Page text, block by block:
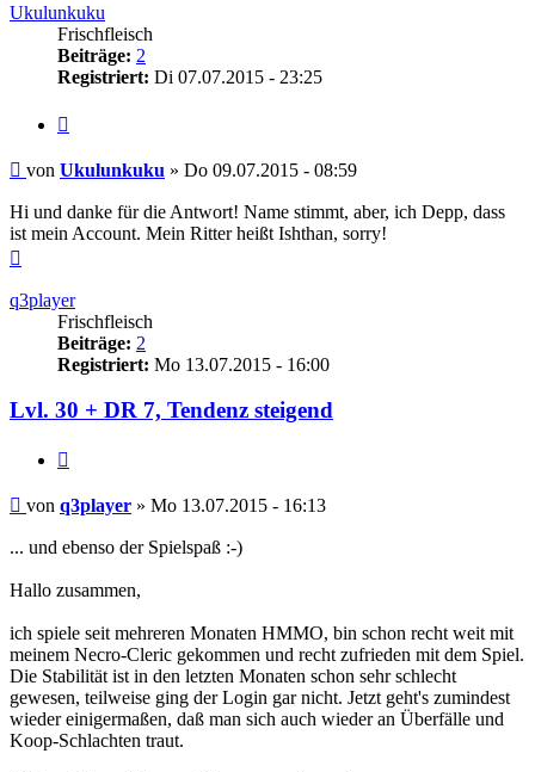
Ukulunkuku
Frischfleisch
Beiträge: 2
Registriert: Di 07.07.2015 - 23:25
Beitrag
von Ukulunkuku » Do 09.07.2015 - 08:59
Hi und danke für die Antwort! Name stimmt, aber, ich Depp, dass
ist mein Account. Mein Ritter heißt Ishthan, sorry!
q3player
Frischfleisch
Beiträge: 2
Registriert: Mo 13.07.2015 - 16:00
Lvl. 30 + DR 7, Tendenz steigend
Beitrag
von q3player » Mo 13.07.2015 - 16:13
... und ebenso der Spielspaß :-)
Hallo zusammen,
ich spiele seit mehreren Monaten HMMO, bin schon recht weit mit
meinem Necro-Cleric gekommen und recht zufrieden mit dem Spiel.
Die Stabilität ist in den letzten Monaten schon sehr schlecht
gewesen, teilweise ging der Login gar nicht. Jetzt geht's zumindest
wieder einigermaßen, daß man sich auch wieder an Überfälle und
Koop-Schlachten traut.